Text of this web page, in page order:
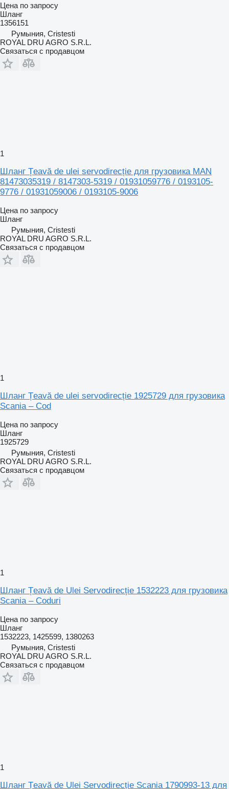
Цена по запросу
Шланг
1356151
Румыния, Cristesti
ROYAL DRU AGRO S.R.L.
Связаться с продавцом
1
Шланг Țeavă de ulei servodirecție для грузовика MAN
81473035319 / 8147303-5319 / 01931059776 / 0193105-
9776 / 01931059006 / 0193105-9006
Цена по запросу
Шланг
Румыния, Cristesti
ROYAL DRU AGRO S.R.L.
Связаться с продавцом
1
Шланг Țeavă de ulei servodirecție 1925729 для грузовика
Scania – Cod
Цена по запросу
Шланг
1925729
Румыния, Cristesti
ROYAL DRU AGRO S.R.L.
Связаться с продавцом
1
Шланг Țeavă de Ulei Servodirecție 1532223 для грузовика
Scania – Coduri
Цена по запросу
Шланг
1532223, 1425599, 1380263
Румыния, Cristesti
ROYAL DRU AGRO S.R.L.
Связаться с продавцом
1
Шланг Țeavă de Ulei Servodirecție Scania 1790993-13 для